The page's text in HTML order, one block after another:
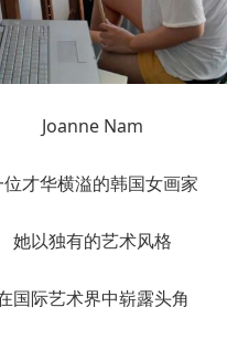
Joanne Nam
位才华横溢的韩国女画家
她以独有的艺术风格
国际艺术界中崭露头角